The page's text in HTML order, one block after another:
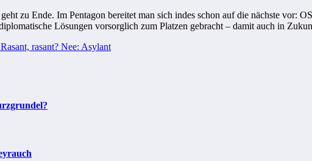
zu Ende. Im Pentagon bereitet man sich indes schon auf die nächste vor:
Lösungen vorsorglich zum Platzen gebracht – damit auch in
rasant? Nee: Asylant